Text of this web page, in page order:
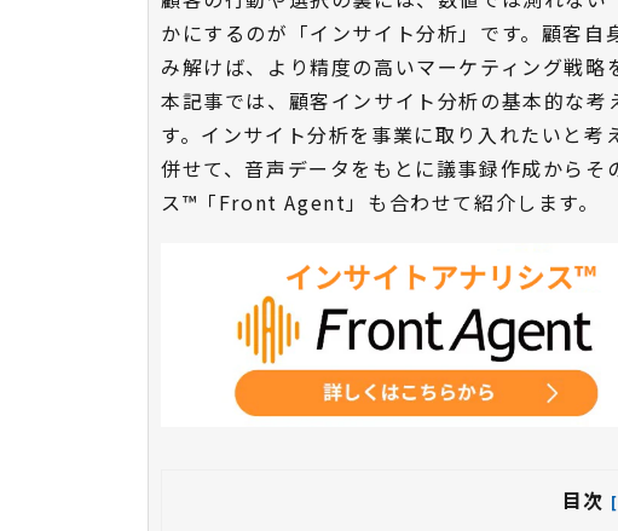
かにするのが「インサイト分析」です。顧客
み解けば、より精度の高いマーケティング戦略
本記事では、顧客インサイト分析の基本的な
す。インサイト分析を事業に取り入れたいと考
併せて、音声データをもとに議事録作成から
ス™「Front Agent」も合わせて紹介します。
目次